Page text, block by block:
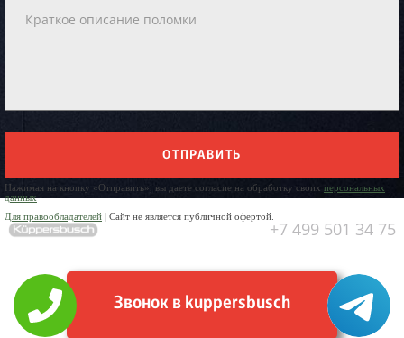
ОТПРАВИТЬ
Нажимая на кнопку «Отправить», вы даете согласие на обработку своих персональных
данных
Для правообладателей | Сайт не является публичной офертой.
+7 499 501 34 75
Звонок в kuppersbusch